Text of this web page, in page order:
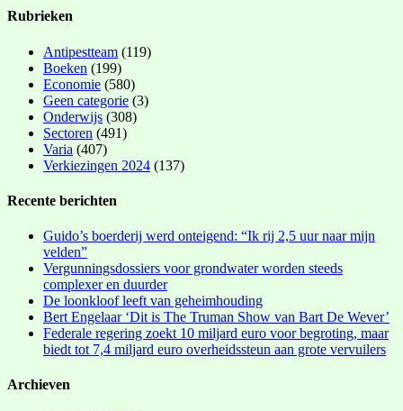
Rubrieken
Antipestteam (119)
Boeken (199)
Economie (580)
Geen categorie (3)
Onderwijs (308)
Sectoren (491)
Varia (407)
Verkiezingen 2024 (137)
Recente berichten
Guido’s boerderij werd onteigend: “Ik rij 2,5 uur naar mijn
velden”
Vergunningsdossiers voor grondwater worden steeds
complexer en duurder
De loonkloof leeft van geheimhouding
Bert Engelaar ‘Dit is The Truman Show van Bart De Wever’
Federale regering zoekt 10 miljard euro voor begroting, maar
biedt tot 7,4 miljard euro overheidssteun aan grote vervuilers
Archieven